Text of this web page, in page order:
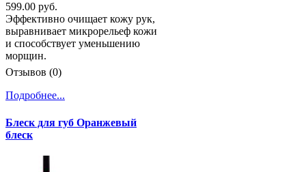
599.00 руб.
Эффективно очищает кожу рук,
выравнивает микрорельеф кожи
и способствует уменьшению
морщин.
Отзывов (0)
Подробнее...
Блеск для губ Оранжевый
блеск